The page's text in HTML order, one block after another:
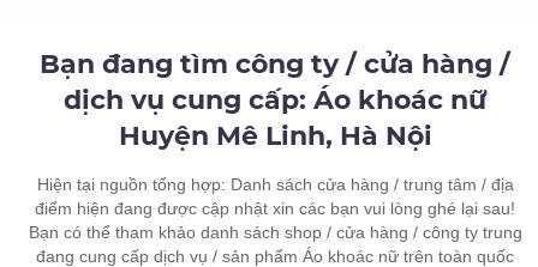
Bạn đang tìm công ty / cửa hàng /
dịch vụ cung cấp: Áo khoác nữ
Huyện Mê Linh, Hà Nội
Hiện tại nguồn tổng hợp: Danh sách cửa hàng / trung tâm / địa
điểm hiện đang được cập nhật xin các bạn vui lòng ghé lại sau!
Bạn có thể tham khảo danh sách shop / cửa hàng / công ty trung
đang cung cấp dịch vụ / sản phẩm Áo khoác nữ trên toàn quốc